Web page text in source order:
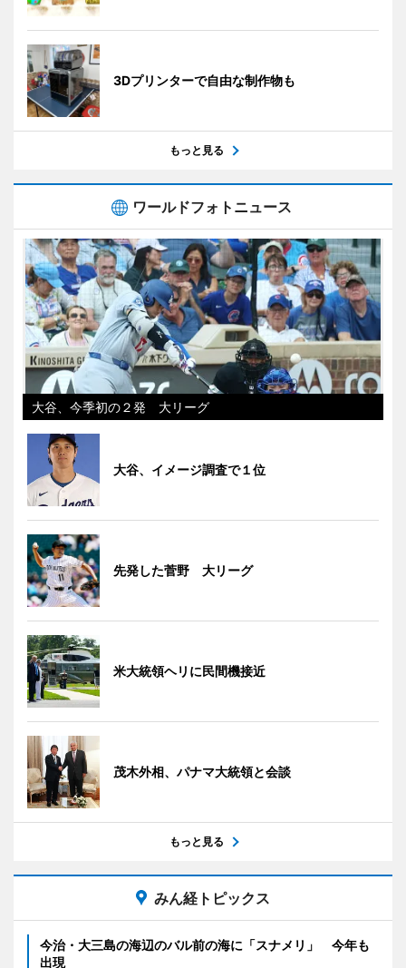
3Dプリンターで自由な制作物も
もっと見る
ワールドフォトニュース
大谷、今季初の２発 大リーグ
大谷、イメージ調査で１位
先発した菅野 大リーグ
米大統領ヘリに民間機接近
茂木外相、パナマ大統領と会談
もっと見る
みん経トピックス
今治・大三島の海辺のバル前の海に「スナメリ」 今年も
出現